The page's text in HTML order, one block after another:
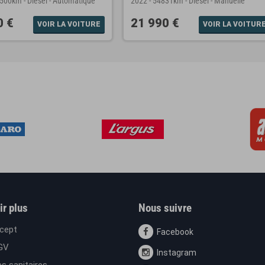
€ VOIR LA VOITURE 21 990 € VOIR LA VOITURE
plus Nous suivre
Facebook
Instagram